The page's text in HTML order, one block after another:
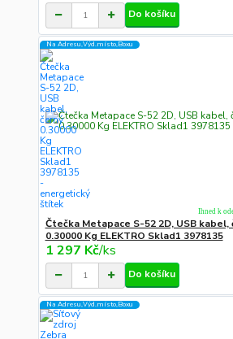
Do košíku
Na Adresu,Výd.místo,Boxu
Čtečka Metapace S-52 2D, USB kabel,
0.30000 Kg ELEKTRO Sklad1 3978135
1 297 Kč/ks
Ihned k
Do košíku
Na Adresu,Výd.místo,Boxu